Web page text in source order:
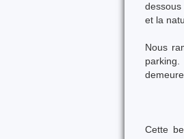
et la
Nous
Cette